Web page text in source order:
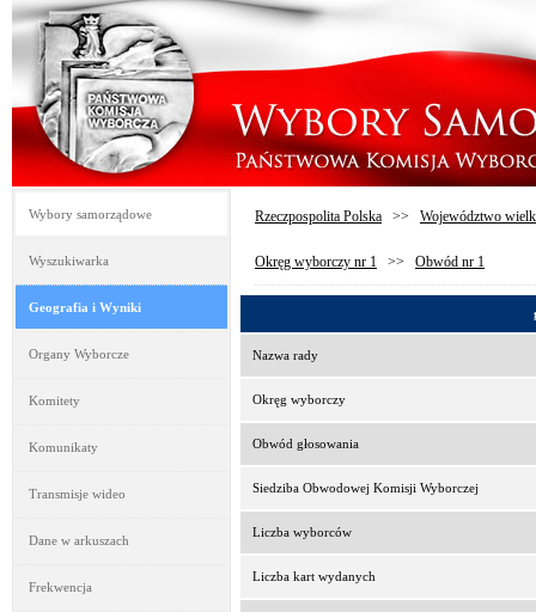
Wybory samorządowe
Wyszukiwarka
Geografia i Wyniki
Organy Wyborcze
Komitety
Komunikaty
Transmisje wideo
Dane w arkuszach
Frekwencja
Rzeczpospolita Polska >> Województwo
Okręg wyborczy nr 1 >> Obwód nr 1
Nazwa rady
Okręg wyborczy
Obwód głosowania
Siedziba Obwodowej Komisji Wyborczej
Liczba wyborców
Liczba kart wydanych